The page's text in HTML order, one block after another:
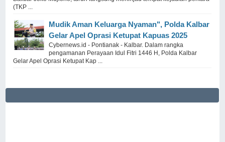
(TKP ...
Mudik Aman Keluarga Nyaman", Polda Kalbar
Gelar Apel Oprasi Ketupat Kapuas 2025
Cybernews.id - Pontianak - Kalbar. Dalam rangka
pengamanan Perayaan Idul Fitri 1446 H, Polda Kalbar
Gelar Apel Oprasi Ketupat Kap ...